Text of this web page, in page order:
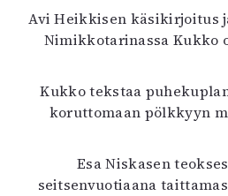
Avi Heikkisen käsikirjoitus
Nimikkotarinassa Kukko
Kukko tekstaa
koruttomaan pölkkyyn
Esa Niskasen
seitsenvuotiaana